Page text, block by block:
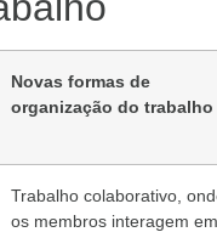
Novas formas de
organização do trabalho
Trabalho colaborativo,
os membros interagem em